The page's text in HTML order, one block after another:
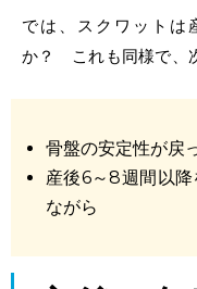
では、 スクワットは
か？ これも同様で、
骨盤の安定性が戻
産後6～8週間以
ながら